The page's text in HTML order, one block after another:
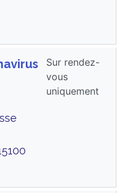
Sur rendez-
vous
uniquement